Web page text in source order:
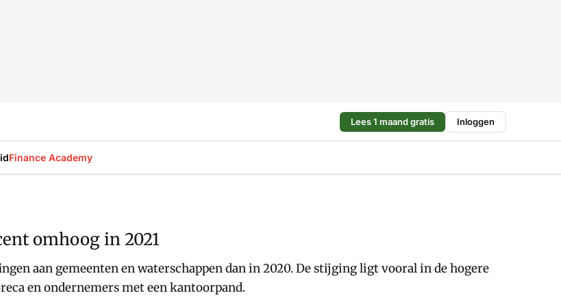
Lees 1 maand gratis Inloggen
Finance Academy
omhoog in 2021
aan gemeenten en waterschappen dan in 2020. De stijging ligt vooral in de hogere
en ondernemers met een kantoorpand.